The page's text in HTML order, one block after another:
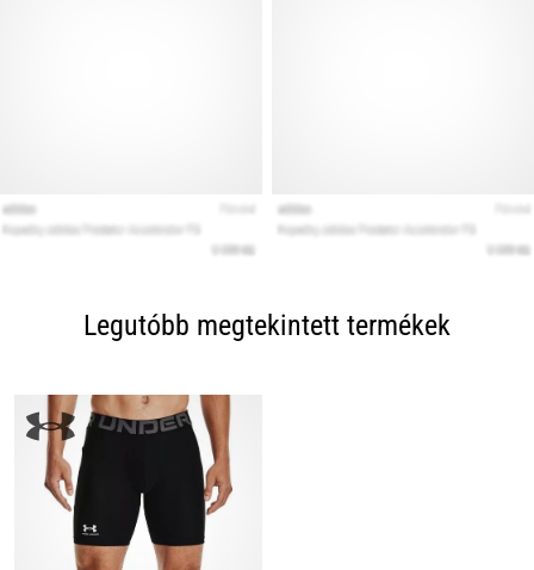
Legutóbb megtekintett termékek